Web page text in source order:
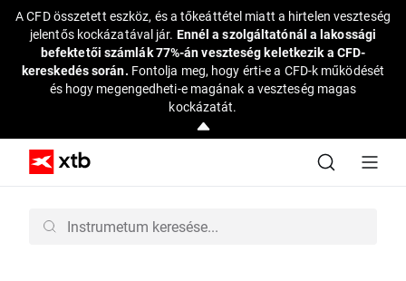
A CFD összetett eszköz, és a tőkeáttétel miatt a hirtelen veszteség
jelentős kockázatával jár. Ennél a szolgáltatónál a lakossági
befektetői számlák 77%-án veszteség keletkezik a CFD-
kereskedés során. Fontolja meg, hogy érti-e a CFD-k működését
és hogy megengedheti-e magának a veszteség magas
kockázatát.